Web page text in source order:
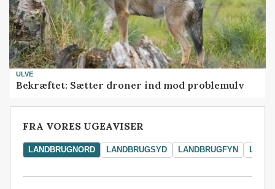
ULVE
Bekræftet: Sætter droner ind mod problemulv
FRA VORES UGEAVISER
LANDBRUGNORD LANDBRUGSYD LANDBRUGFYN